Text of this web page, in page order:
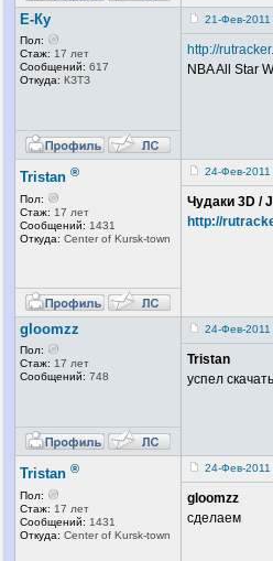
Е-Ку
Пол:
Стаж: 17 лет
Сообщений: 617
Откуда: КЗТЗ
21-Фев-
http://
NBA All Star
Tristan ®
Пол:
Стаж: 17 лет
Сообщений: 1431
Откуда: Center of Kursk-town
24-Фев-
Чудаки 3D /
http://
gloomzz
Пол:
Стаж: 17 лет
Сообщений: 748
24-Фев-2011
Tristan
успел
Tristan ®
Пол:
Стаж: 17 лет
Сообщений: 1431
Откуда: Center of Kursk-town
24-Фев-
gloomzz
сделаем